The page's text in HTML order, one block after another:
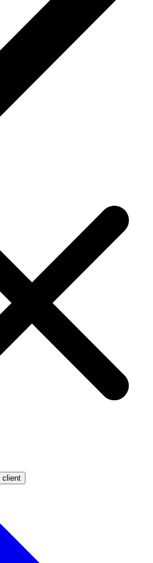
client